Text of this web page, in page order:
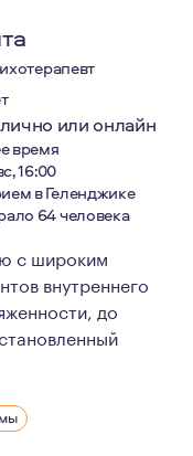
лично или онлайн
время
16:00
в Геленджике
64 человека
с широким
внутреннего
до
дифференциальной